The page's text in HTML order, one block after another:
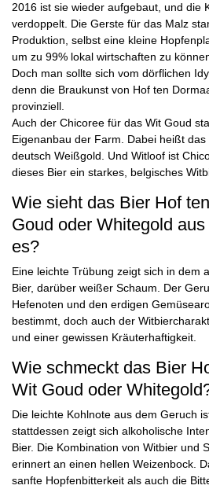
2016 ist sie wieder aufgebaut, und die
verdoppelt. Die Gerste für das Malz
Produktion, selbst eine kleine
um zu 99% lokal wirtschaften zu
Doch man sollte sich vom dörflichen
denn die Braukunst von Hof ten
provinziell.
Auch der Chicoree für das Wit Goud
Eigenanbau der Farm. Dabei heißt
deutsch Weißgold. Und Witloof ist
dieses Bier ein starkes, belgisches
Wie sieht das Bier Hof
Goud oder Whitegold
es?
Eine leichte Trübung zeigt sich in dem
Bier, darüber weißer Schaum. Der
Hefenoten und den erdigen
bestimmt, doch auch der
und einer gewissen Kräuterhaftigkeit.
Wie schmeckt das Bier
Wit Goud oder
Die leichte Kohlnote aus dem Geruch
stattdessen zeigt sich alkoholische
Bier. Die Kombination von Witbier und
erinnert an einen hellen Weizenbock.
sanfte Hopfenbitterkeit als auch die